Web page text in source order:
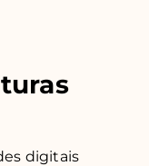
digitais